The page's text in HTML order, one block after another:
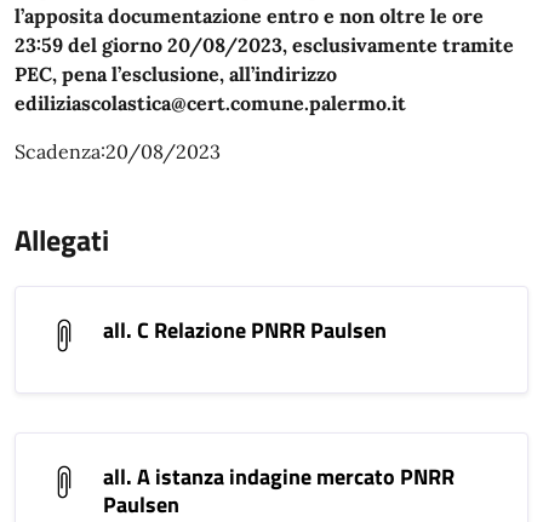
l’apposita documentazione entro e non oltre le ore
23:59 del giorno 20/08/2023, esclusivamente tramite
PEC, pena l’esclusione, all’indirizzo
ediliziascolastica@cert.comune.palermo.it
Scadenza:20/08/2023
Allegati
all. C Relazione PNRR Paulsen
all. A istanza indagine mercato PNRR
Paulsen